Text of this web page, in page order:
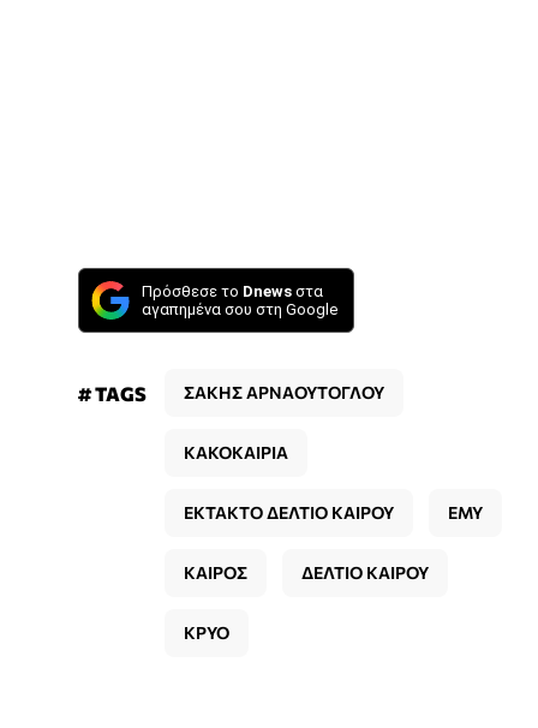
Πρόσθεσε το Dnews στα
αγαπημένα σου στη Google
# TAGS ΣΑΚΗΣ ΑΡΝΑΟΥΤΟΓΛΟΥ
ΚΑΚΟΚΑΙΡΙΑ
ΕΚΤΑΚΤΟ ΔΕΛΤΙΟ ΚΑΙΡΟΥ ΕΜΥ
ΚΑΙΡΟΣ ΔΕΛΤΙΟ ΚΑΙΡΟΥ
ΚΡΥΟ